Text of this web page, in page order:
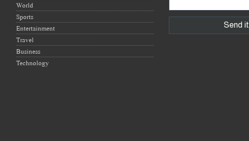
World
Sports
Entertainment
Travel
Business
Technology